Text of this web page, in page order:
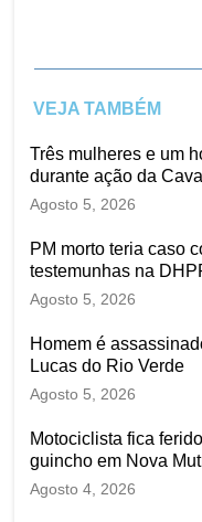
VEJA TAMBÉM
Três mulheres e um
durante ação da
Agosto 5, 2026
PM morto teria caso
testemunhas na
Agosto 5, 2026
Homem é
Lucas do Rio Verde
Agosto 5, 2026
Motociclista fica
guincho em Nova
Agosto 4, 2026